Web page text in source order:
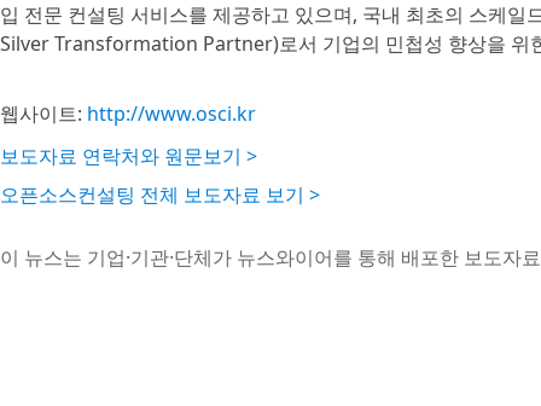
입 전문 컨설팅 서비스를 제공하고 있으며, 국내 최초의 스케
Silver Transformation Partner)로서 기업의 민첩성 향상을 위
웹사이트: http://www.osci.kr
보도자료 연락처와 원문보기 >
오픈소스컨설팅 전체 보도자료 보기 >
이 뉴스는 기업·기관·단체가 뉴스와이어를 통해 배포한 보도자